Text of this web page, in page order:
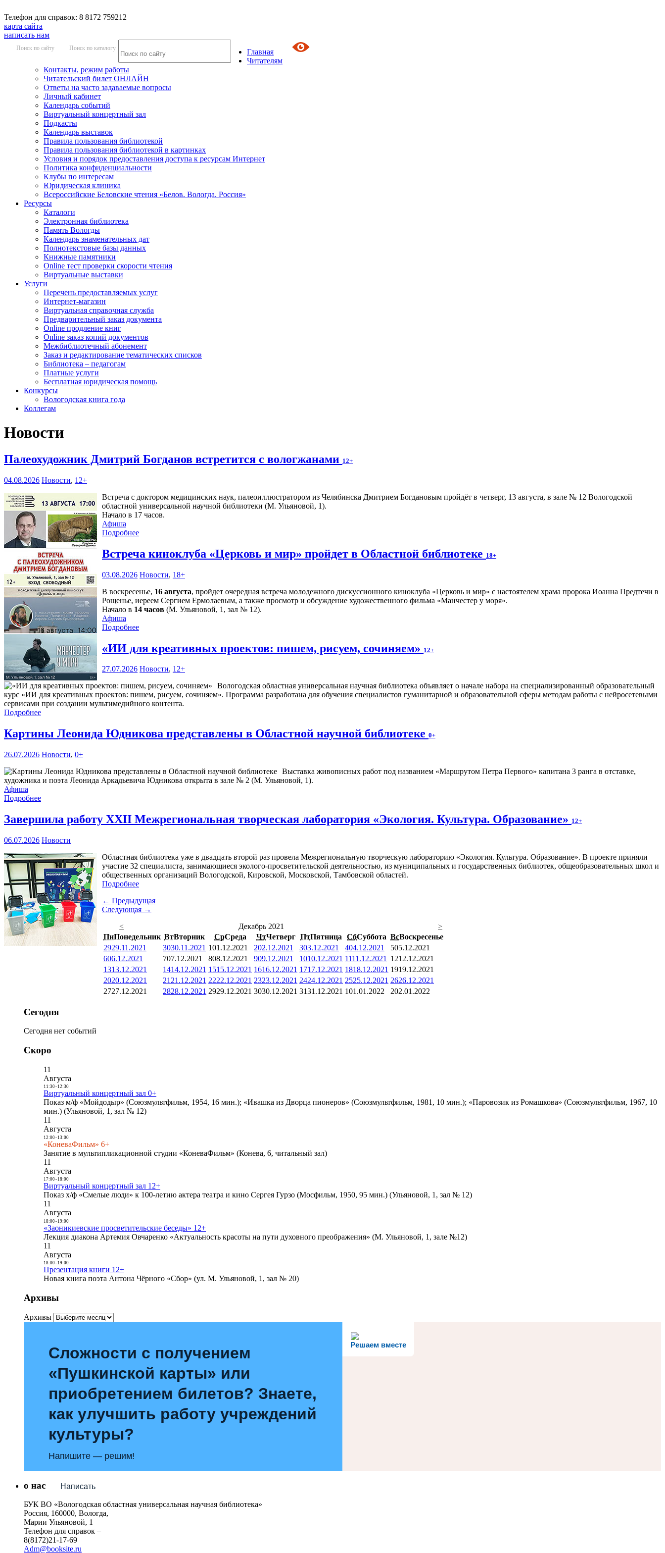
Телефон для справок: 8 8172 759212
карта сайта
написать нам
Поиск по сайту Поиск по каталогу
Главная
Читателям
Контакты, режим работы
Читательский билет ОНЛАЙН
Ответы на часто задаваемые вопросы
Личный кабинет
Календарь событий
Виртуальный концертный зал
Подкасты
Календарь выставок
Правила пользования библиотекой
Правила пользования библиотекой в картинках
Условия и порядок предоставления доступа к ресурсам Интернет
Политика конфиденциальности
Клубы по интересам
Юридическая клиника
Всероссийские Беловские чтения «Белов. Вологда. Россия»
Ресурсы
Каталоги
Электронная библиотека
Память Вологды
Календарь знаменательных дат
Полнотекстовые базы данных
Книжные памятники
Online тест проверки скорости чтения
Виртуальные выставки
Услуги
Перечень предоставляемых услуг
Интернет-магазин
Виртуальная справочная служба
Предварительный заказ документа
Online продление книг
Online заказ копий документов
Межбиблиотечный абонемент
Заказ и редактирование тематических списков
Библиотека – педагогам
Платные услуги
Бесплатная юридическая помощь
Конкурсы
Вологодская книга года
Коллегам
Новости
Палеохудожник Дмитрий Богданов встретится с вологжанами 12+
04.08.2026 Новости, 12+
Встреча с доктором медицинских наук, палеоиллюстратором из Челябинска Дмитрием Богдановым пройдёт в четверг, 13 августа, в зале № 12 Вологодской
областной универсальной научной библиотеки (М. Ульяновой, 1).
Начало в 17 часов.
Афиша
Подробнее
Встреча киноклуба «Церковь и мир» пройдет в Областной библиотеке 18+
03.08.2026 Новости, 18+
В воскресенье, 16 августа, пройдет очередная встреча молодежного дискуссионного киноклуба «Церковь и мир» с настоятелем храма пророка Иоанна Предтечи в
Рощенье, иереем Сергием Ермолаевым, а также просмотр и обсуждение художественного фильма «Манчестер у моря».
Начало в 14 часов (М. Ульяновой, 1, зал № 12).
Афиша
Подробнее
«ИИ для креативных проектов: пишем, рисуем, сочиняем» 12+
27.07.2026 Новости, 12+
Вологодская областная универсальная научная библиотека объявляет о начале набора на специализированный образовательный
курс «ИИ для креативных проектов: пишем, рисуем, сочиняем». Программа разработана для обучения специалистов гуманитарной и образовательной сферы методам работы с нейросетевыми
сервисами при создании мультимедийного контента.
Подробнее
Картины Леонида Юдникова представлены в Областной научной библиотеке 0+
26.07.2026 Новости, 0+
Выставка живописных работ под названием «Маршрутом Петра Первого» капитана 3 ранга в отставке,
художника и поэта Леонида Аркадьевича Юдникова открыта в зале № 2 (М. Ульяновой, 1).
Афиша
Подробнее
Завершила работу XXII Межрегиональная творческая лаборатория «Экология. Культура. Образование» 12+
06.07.2026 Новости
Областная библиотека уже в двадцать второй раз провела Межрегиональную творческую лабораторию «Экология. Культура. Образование». В проекте приняли
участие 32 специалиста, занимающиеся эколого-просветительской деятельностью, из муниципальных и государственных библиотек, общеобразовательных школ и
общественных организаций Вологодской, Кировской, Московской, Тамбовской областей.
Подробнее
← Предыдущая
Следующая →
<
Декабрь 2021
>
ПнПонедельник ВтВторник СрСреда ЧтЧетверг ПтПятница СбСуббота ВсВоскресенье
2929.11.2021 3030.11.2021 101.12.2021 202.12.2021 303.12.2021 404.12.2021 505.12.2021
606.12.2021 707.12.2021 808.12.2021 909.12.2021 1010.12.2021 1111.12.2021 1212.12.2021
1313.12.2021 1414.12.2021 1515.12.2021 1616.12.2021 1717.12.2021 1818.12.2021 1919.12.2021
2020.12.2021 21 21.12.2021 2222.12.2021 2323.12.2021 2424.12.2021 2525.12.2021 2626.12.2021
2727.12.2021 2828.12.2021 2929.12.2021 3030.12.2021 3131.12.2021 101.01.2022 202.01.2022
Сегодня
Сегодня нет событий
Скоро
11
Августа
11:30- 12:30
Виртуальный концертный зал 0+
Показ м/ф «Мойдодыр» (Союзмультфильм, 1954, 16 мин.); «Ивашка из Дворца пионеров» (Союзмультфильм, 1981, 10 мин.); «Паровозик из Ромашкова» (Союзмультфильм, 1967, 10
мин.) (Ульяновой, 1, зал № 12)
11
Августа
12:00- 13:00
«КоневаФильм» 6+
Занятие в мультипликационной студии «КоневаФильм» (Конева, 6, читальный зал)
11
Августа
17:00- 18:00
Виртуальный концертный зал 12+
Показ х/ф «Смелые люди» к 100-летию актера театра и кино Сергея Гурзо (Мосфильм, 1950, 95 мин.) (Ульяновой, 1, зал № 12)
11
Августа
18:00- 19:00
«Заоникиевские просветительские беседы» 12+
Лекция диакона Артемия Овчаренко «Актуальность красоты на пути духовного преображения» (М. Ульяновой, 1, зале №12)
11
Августа
18:00- 19:00
Презентация книги 12+
Новая книга поэта Антона Чёрного «Сбор» (ул. М. Ульяновой, 1, зал № 20)
Архивы
Архивы
Решаем вместе
Сложности с получением
«Пушкинской карты» или
приобретением билетов? Знаете,
как улучшить работу учреждений
культуры?
Напишите — решим!
Написать
о нас
БУК ВО «Вологодская областная универсальная научная библиотека»
Россия, 160000, Вологда,
Марии Ульяновой, 1
Телефон для справок –
8(8172)21-17-69
Adm@booksite.ru